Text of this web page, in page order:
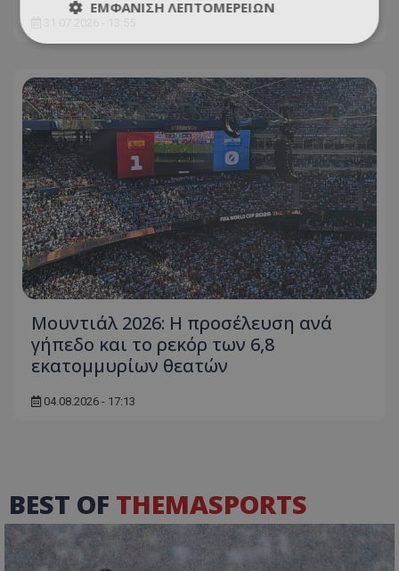
Μουντιάλ 2026: Η προσέλευση ανά
γήπεδο και το ρεκόρ των 6,8
εκατομμυρίων θεατών
04.08.2026 - 17:13
BEST OF THEMASPORTS
ΕΜΦΆΝΙΣΗ ΛΕΠΤΟΜΕΡΕΙΏΝ